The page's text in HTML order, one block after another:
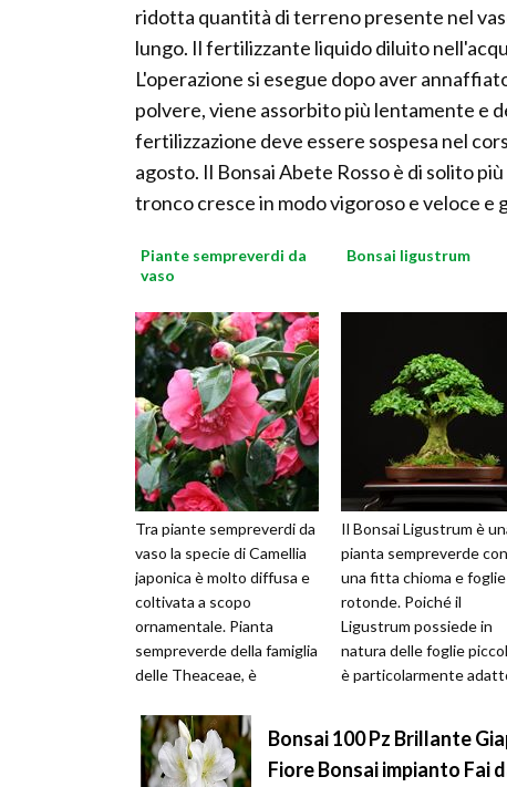
ridotta quantità di terreno presente nel
lungo. Il fertilizzante liquido diluito
L'operazione si esegue dopo aver
polvere, viene assorbito più lentamente e
fertilizzazione deve essere sospesa nel
agosto. Il Bonsai Abete Rosso è di solito
tronco cresce in modo vigoroso e veloce
Piante sempreverdi da
vaso
Tra piante sempreverdi da
vaso la specie di Camellia
japonica è molto diffusa e
coltivata a scopo
ornamentale. Pianta
sempreverde della famiglia
delle Theaceae, è
asiatico. I...
Bonsai ligustrum
Il Bonsai Ligustrum è
pianta sempreverde con
una fitta chioma e foglie
rotonde. Poiché il
Ligustrum possiede in
natura delle foglie
è particolarmente
Bonsai 100 Pz Brillante
Fiore Bonsai impianto Fai